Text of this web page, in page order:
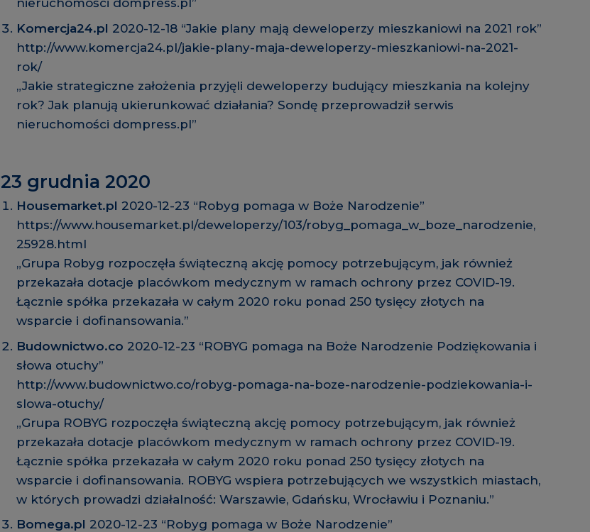
nieruchomości dompress.pl”
Komercja24.pl 2020-12-18 “Jakie plany mają deweloperzy mieszkaniowi na 2021 rok”
http://www.komercja24.pl/jakie-plany-maja-deweloperzy-mieszkaniowi-na-2021-
rok/
„Jakie strategiczne założenia przyjęli deweloperzy budujący mieszkania na kolejny
rok? Jak planują ukierunkować działania? Sondę przeprowadził serwis
nieruchomości dompress.pl”
23 grudnia 2020
Housemarket.pl 2020-12-23 “Robyg pomaga w Boże Narodzenie”
https://www.housemarket.pl/deweloperzy/103/robyg_pomaga_w_boze_narodzenie,
25928.html
„Grupa Robyg rozpoczęła świąteczną akcję pomocy potrzebującym, jak również
przekazała dotacje placówkom medycznym w ramach ochrony przez COVID-19.
Łącznie spółka przekazała w całym 2020 roku ponad 250 tysięcy złotych na
wsparcie i dofinansowania.”
Budownictwo.co 2020-12-23 “ROBYG pomaga na Boże Narodzenie Podziękowania i
słowa otuchy”
http://www.budownictwo.co/robyg-pomaga-na-boze-narodzenie-podziekowania-i-
slowa-otuchy/
„Grupa ROBYG rozpoczęła świąteczną akcję pomocy potrzebującym, jak również
przekazała dotacje placówkom medycznym w ramach ochrony przez COVID-19.
Łącznie spółka przekazała w całym 2020 roku ponad 250 tysięcy złotych na
wsparcie i dofinansowania. ROBYG wspiera potrzebujących we wszystkich miastach,
w których prowadzi działalność: Warszawie, Gdańsku, Wrocławiu i Poznaniu.”
Bomega.pl 2020-12-23 “Robyg pomaga w Boże Narodzenie”